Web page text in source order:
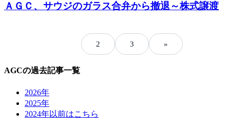
ＡＧＣ、サウジのガラス合弁から撤退～株式譲渡
2 3 »
AGCの過去記事一覧
2026年
2025年
2024年以前はこちら